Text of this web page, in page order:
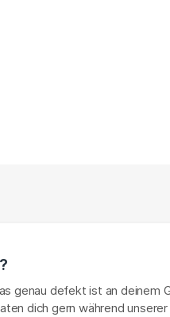
genau defekt ist an deinem
dich gern während unserer